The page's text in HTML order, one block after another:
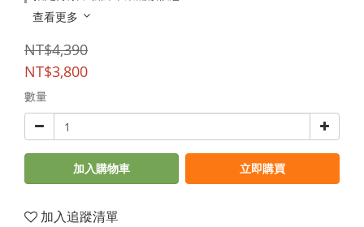
查看更多
NT$4,390
NT$3,800
數量
加入購物車 立即購買
加入追蹤清單